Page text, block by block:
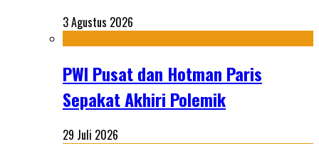
3 Agustus 2026
PWI Pusat dan Hotman Paris
Sepakat Akhiri Polemik
29 Juli 2026